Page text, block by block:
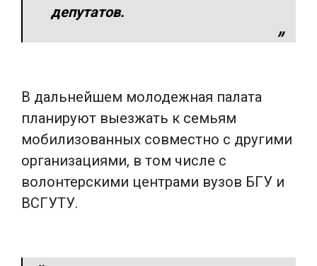
депутатов.
В дальнейшем молодежная палата
планируют выезжать к семьям
мобилизованных совместно с другими
организациями, в том числе с
волонтерскими центрами вузов БГУ и
ВСГУТУ.